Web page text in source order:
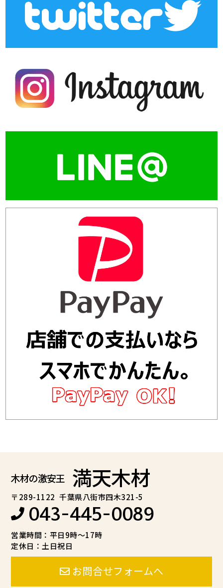
木材の激安王 満天木材
〒289-1122千葉県八街市四木321-5
043-445-0089
営業時間：平日9時～17時
定休日：土日祝日
お問合せフォームへ